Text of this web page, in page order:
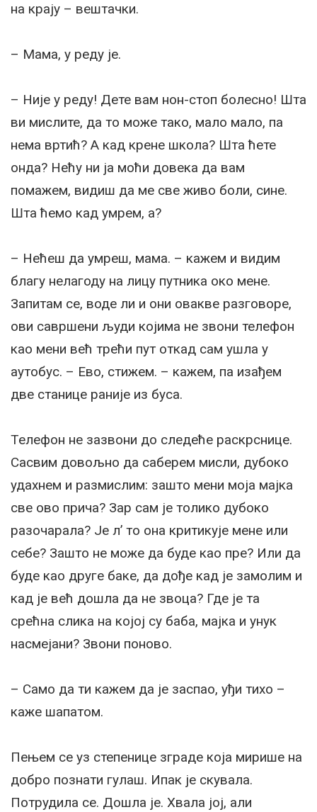
на крају – вештачки.
– Мама, у реду је.
– Није у реду! Дете вам нон-стоп болесно! Шта
ви мислите, да то може тако, мало мало, па
нема вртић? А кад крене школа? Шта ћете
онда? Нећу ни ја моћи довека да вам
помажем, видиш да ме све живо боли, сине.
Шта ћемо кад умрем, а?
– Нећеш да умреш, мама. – кажем и видим
благу нелагоду на лицу путника око мене.
Запитам се, воде ли и они овакве разговоре,
ови савршени људи којима не звони телефон
као мени већ трећи пут откад сам ушла у
аутобус. – Ево, стижем. – кажем, па изађем
две станице раније из буса.
Телефон не зазвони до следеће раскрснице.
Сасвим довољно да саберем мисли, дубоко
удахнем и размислим: зашто мени моја мајка
све ово прича? Зар сам је толико дубоко
разочарала? Је л’ то она критикује мене или
себе? Зашто не може да буде као пре? Или да
буде као друге баке, да дође кад је замолим и
кад је већ дошла да не звоца? Где је та
срећна слика на којој су баба, мајка и унук
насмејани? Звони поново.
– Само да ти кажем да је заспао, уђи тихо –
каже шапатом.
Пењем се уз степенице зграде која мирише на
добро познати гулаш. Ипак је скувала.
Потрудила се. Дошла је. Хвала јој, али